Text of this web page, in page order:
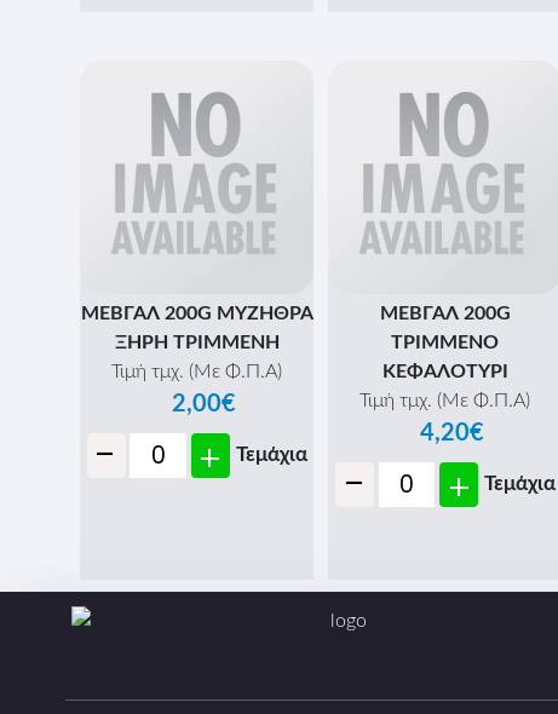
ΜΕΒΓΑΛ 200G ΜΥΖΗΘΡΑ
ΞΗΡΗ ΤΡΙΜΜΕΝΗ
Τιμή τμχ. (Με Φ.Π.Α)
2,00€
- + Τεμάχια
ΜΕΒΓΑΛ 200G
ΤΡΙΜΜΕΝΟ
ΚΕΦΑΛΟΤΥΡΙ
Τιμή τμχ. (Με Φ.Π.Α)
4,20€
- + Τεμάχια